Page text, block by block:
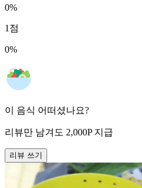
0%
1 점
0%
이 음식 어떠셨나요?
리뷰만 남겨도 2,000P 지급
리뷰 쓰기